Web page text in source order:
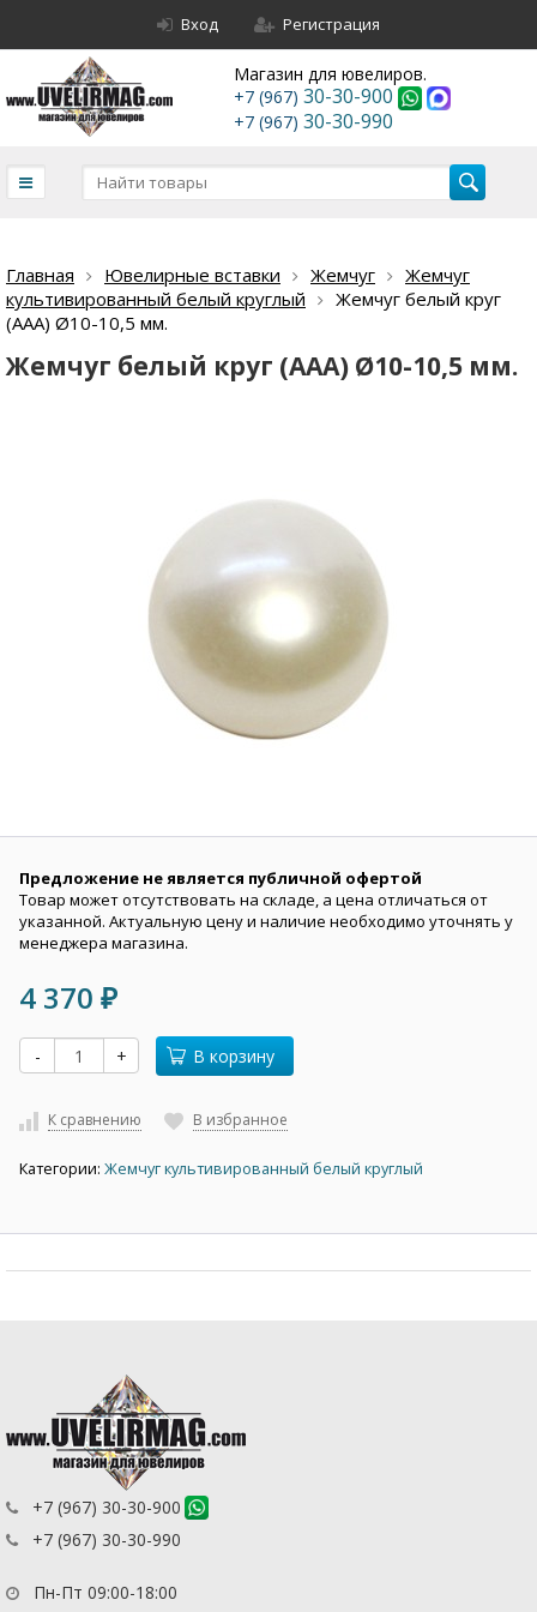
Вход Регистрация
Магазин для ювелиров.
+7 (967) 30-30-900
+7 (967) 30-30-990
Главная Ювелирные вставки Жемчуг
Жемчуг
культивированный белый круглый
Жемчуг белый круг
(ААА) Ø10-10,5 мм.
Жемчуг белый круг (ААА) Ø10-10,5 мм.
Предложение не является публичной офертой
Товар может отсутствовать на складе, а цена отличаться от
указанной. Актуальную цену и наличие необходимо уточнять у
менеджера магазина.
4 370 ₽
- + В корзину
К сравнению В избранное
Категории: Жемчуг культивированный белый круглый
+7 (967) 30-30-900
+7 (967) 30-30-990
Пн-Пт 09:00-18:00